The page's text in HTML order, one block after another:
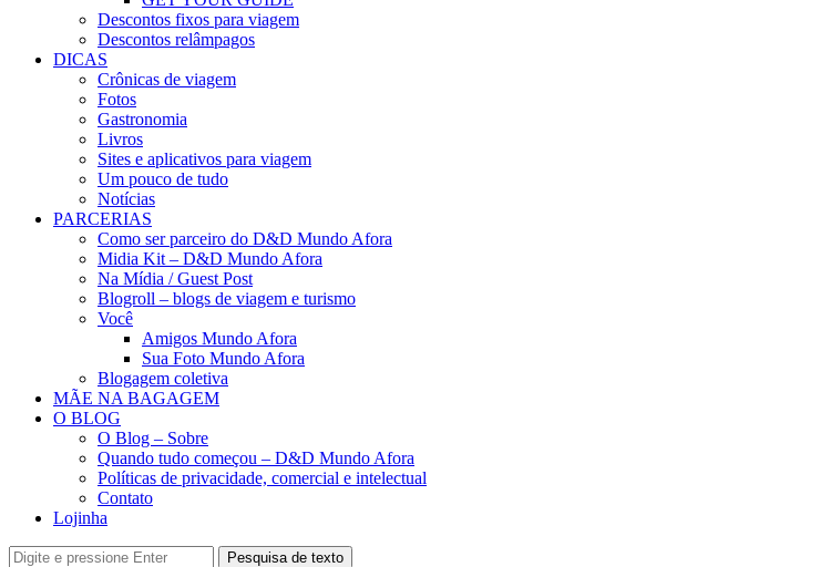
Descontos fixos para viagem
Descontos relâmpagos
DICAS
Crônicas de viagem
Fotos
Gastronomia
Livros
Sites e aplicativos para viagem
Um pouco de tudo
Notícias
PARCERIAS
Como ser parceiro do D&D Mundo Afora
Midia Kit – D&D Mundo Afora
Na Mídia / Guest Post
Blogroll – blogs de viagem e turismo
Você
Amigos Mundo Afora
Sua Foto Mundo Afora
Blogagem coletiva
MÃE NA BAGAGEM
O BLOG
O Blog – Sobre
Quando tudo começou – D&D Mundo Afora
Políticas de privacidade, comercial e intelectual
Contato
Lojinha
Pesquisa de texto